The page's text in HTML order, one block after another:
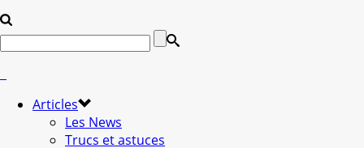
Articles
Les News
Trucs et astuces